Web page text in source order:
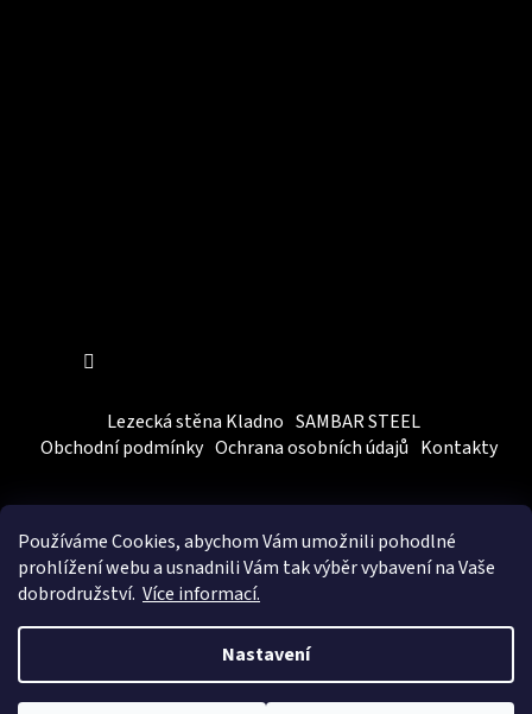
Používáme Cookies, abychom Vámumožnili pohodlné
prohlížení webu a usnadnili Vám tak výběr vybavení na Vaše
dobrodružství. Více informací.
Nastavení
Lezecká stěna Kladno SAMBAR STEEL
Obchodní podmínky Ochrana osobních údajů Kontakty
Vytvořil Shoptet
&BEOM.cz
Copyright 2026SAMBARSPORT. Všechna práva vyhrazena.